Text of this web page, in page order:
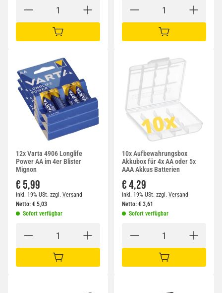
IN DEN WARENKORB IN DEN WARENKORB
12x Varta 4906 Longlife
Power AA im 4er Blister
Mignon
€ 5,99
inkl. 19% USt. zzgl. Versand
Netto: € 5,03
Sofort verfügbar
IN DEN WARENKORB
10x Aufbewahrungsbox
Akkubox für 4x AA oder 5x
AAA Akkus Batterien
€ 4,29
inkl. 19% USt. zzgl. Versand
Netto: € 3,61
Sofort verfügbar
IN DEN WARENKORB